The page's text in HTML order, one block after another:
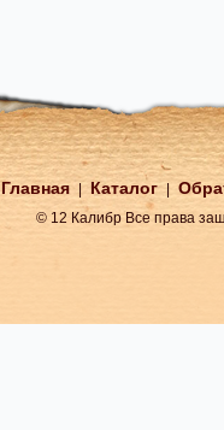
Главная Каталог
© 12 Калибр Все права